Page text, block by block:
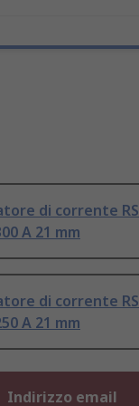
di corrente RS
A 21 mm
di corrente RS
A 21 mm
Indirizzo email